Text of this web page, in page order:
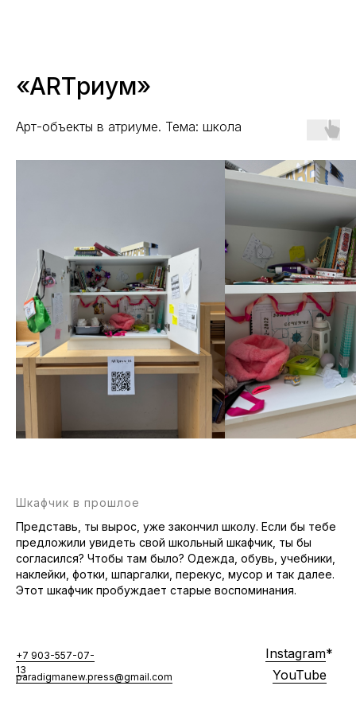
«ARTриум»
Арт-объекты в атриуме. Тема: школа
Шкафчик в прошлое
Представь, ты вырос, уже закончил школу. Если бы тебе
предложили увидеть свой школьный шкафчик, ты бы
согласился? Чтобы там было? Одежда, обувь, учебники,
наклейки, фотки, шпаргалки, перекус, мусор и так далее.
Этот шкафчик пробуждает старые воспоминания.
paradigmanew.press@gmail.com YouTube
Instagram*
+7 903-557-07-
13